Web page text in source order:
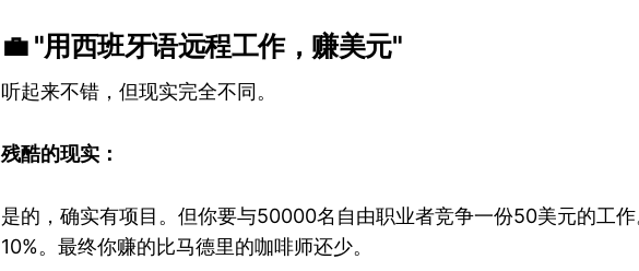
💼 "用西班牙语远程工作，赚美元"
听起来不错，但现实完全不同。
残酷的现实：
是的，确实有项目。但你要与50000名自由职业者竞争一份50美元的工
10%。最终你赚的比马德里的咖啡师还少。